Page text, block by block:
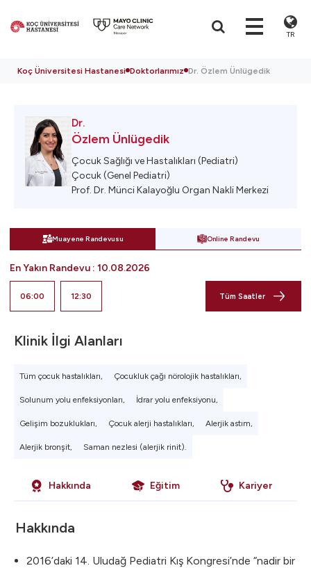
TR
Koç Üniversitesi Hastanesi Doktorlarımız Dr. Özlem Ünlügedik
Dr.
Özlem Ünlügedik
Çocuk Sağlığı ve Hastalıkları (Pediatri)
Çocuk (Genel Pediatri)
Prof. Dr. Münci Kalayoğlu Organ Nakli Merkezi
Muayene Randevusu Online Randevu
En Yakın Randevu : 10.08.2026
06:00 12:30 Tüm Saatler
Klinik İlgi Alanları
Tüm çocuk hastalıkları, Çocukluk çağı nörolojik hastalıkları,
Solunum yolu enfeksiyonları, İdrar yolu enfeksiyonu,
Gelişim bozuklukları, Çocuk alerji hastalıkları, Alerjik astım,
Alerjik bronşit, Saman nezlesi (alerjik rinit).
Hakkında Eğitim Kariyer
Hakkında
2016’daki 14. Uludağ Pediatri Kış Kongresi’nde “nadir bir